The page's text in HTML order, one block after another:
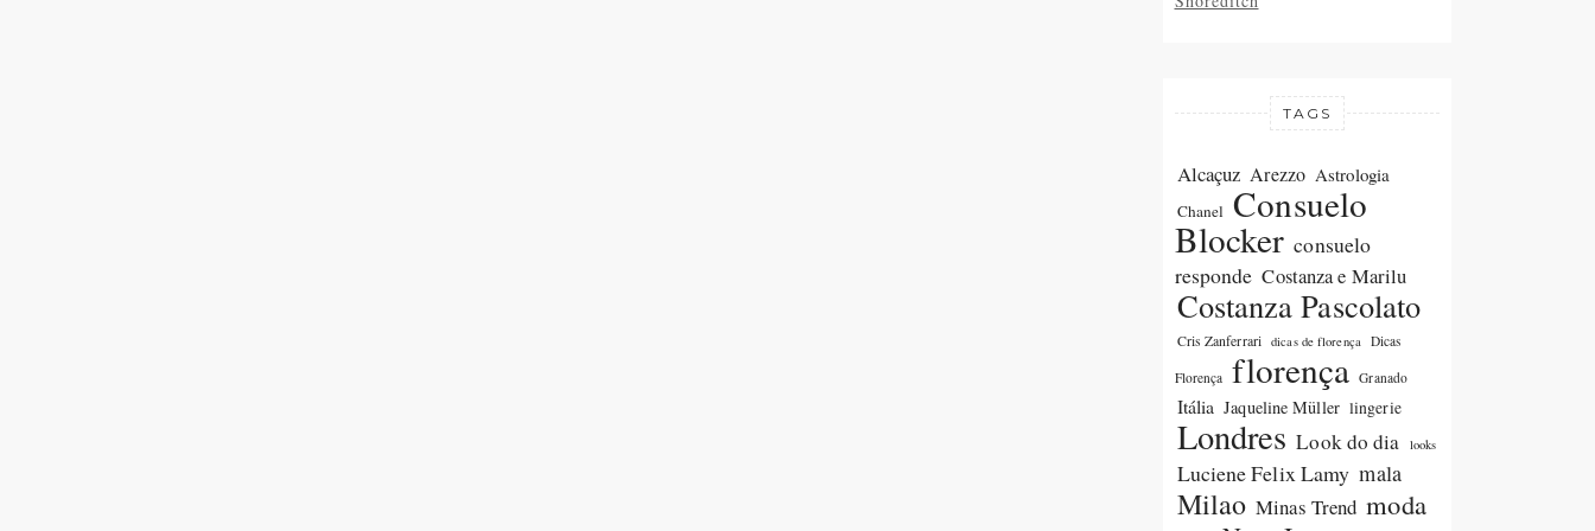
TAGS
Alcaçuz Arezzo Astrologia
Chanel Consuelo
Blocker consuelo
responde Costanza e Marilu
Costanza Pascolato
Cris Zanferrari dicas de florença Dicas
Florença florença Granado
Itália Jaqueline Müller lingerie
Londres Look do dia looks
Luciene Felix Lamy mala
Milao Minas Trend moda